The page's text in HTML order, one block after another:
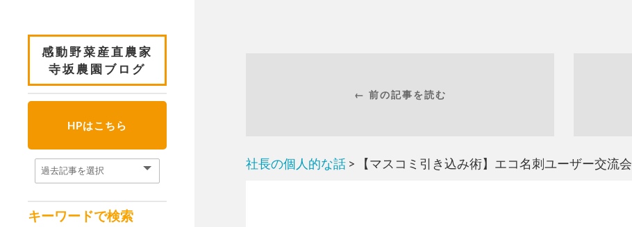
感動野菜産直農家
寺坂農園ブログ
HPはこちら
キーワードで検索
← 前の記事を読む
社長の個人的な話 > 【マスコミ引き込み術】エコ名刺ユーザー交流会